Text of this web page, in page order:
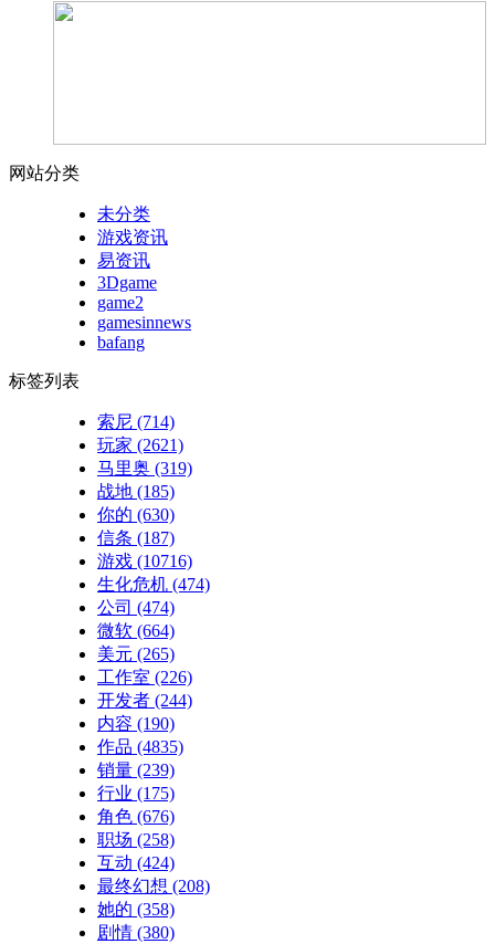
网站分类
未分类
游戏资讯
易资讯
3Dgame
game2
gamesinnews
bafang
标签列表
索尼 (714)
玩家 (2621)
马里奥 (319)
战地 (185)
你的 (630)
信条 (187)
游戏 (10716)
生化危机 (474)
公司 (474)
微软 (664)
美元 (265)
工作室 (226)
开发者 (244)
内容 (190)
作品 (4835)
销量 (239)
行业 (175)
角色 (676)
职场 (258)
互动 (424)
最终幻想 (208)
她的 (358)
剧情 (380)